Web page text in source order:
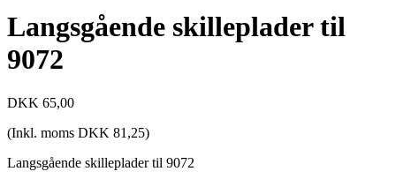
Langsgående skilleplader til
9072
DKK 65,00
(Inkl. moms DKK 81,25)
Langsgående skilleplader til 9072